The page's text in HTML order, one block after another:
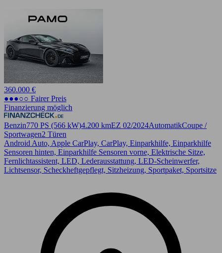
360.000 €
●●●○○ Fairer Preis
Finanzierung möglich
Benzin770 PS (566 kW)4.200 kmEZ 02/2024AutomatikCoupe /
Sportwagen2 Türen
Android Auto, Apple CarPlay, CarPlay, Einparkhilfe, Einparkhilfe
Sensoren hinten, Einparkhilfe Sensoren vorne, Elektrische Sitze,
Fernlichtassistent, LED, Lederausstattung, LED-Scheinwerfer,
Lichtsensor, Scheckheftgepflegt, Sitzheizung, Sportpaket, Sportsitze